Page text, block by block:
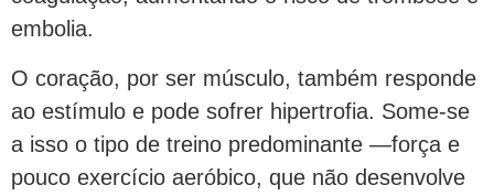
embolia.
O coração, por ser músculo, também responde
ao estímulo e pode sofrer hipertrofia. Some-se
a isso o tipo de treino predominante —força e
pouco exercício aeróbico, que não desenvolve